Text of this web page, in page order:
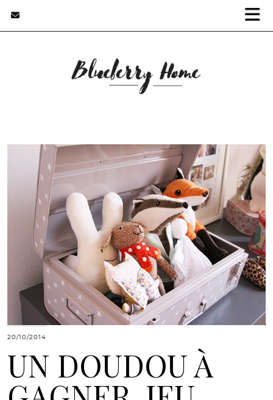
20/10/2014
UN DOUDOU À